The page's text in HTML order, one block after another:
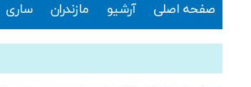
صفحه اصلی آرشیو مازندران ساری